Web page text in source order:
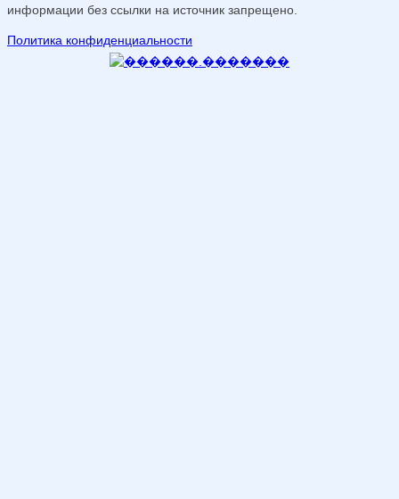
информации без ссылки на источник запрещено.
Политика конфиденциальности